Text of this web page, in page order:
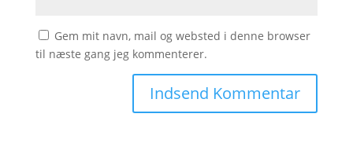
Gem mit navn, mail og websted i denne browser
til næste gang jeg kommenterer.